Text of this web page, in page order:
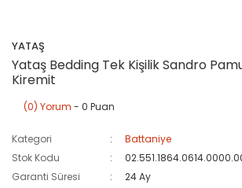
YATAŞ
Yataş Bedding Tek Kişilik Sandro
Kiremit
(0) Yorum - 0 Puan
Kategori
Battaniye
Stok Kodu
Garanti Süresi
24 Ay